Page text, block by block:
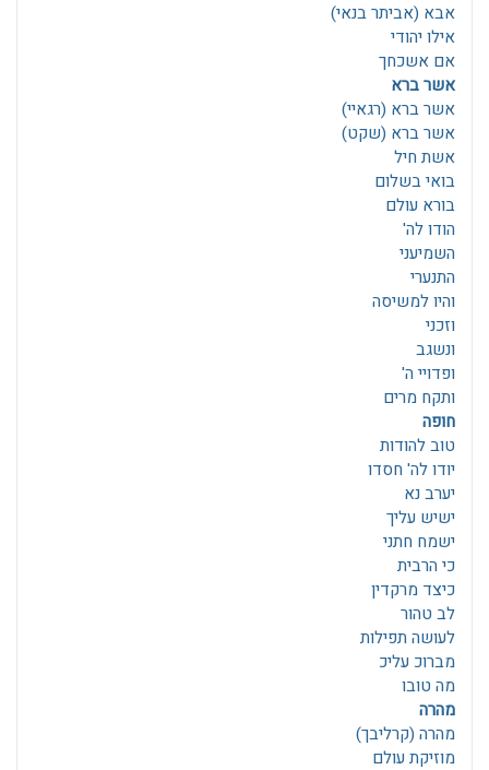
אבא (אביתר בנאי)
אילו יהודי
אם אשכחך
אשר ברא
אשר ברא (רגאיי)
אשר ברא (שקט)
אשת חיל
בואי בשלום
בורא עולם
הודו לה'
השמיעני
התנערי
והיו למשיסה
וזכני
ונשגב
ופדויי ה'
ותקח מרים
חופה
טוב להודות
יודו לה' חסדו
יערב נא
ישיש עליך
ישמח חתני
כי הרבית
כיצד מרקדין
לב טהור
לעושה תפילות
מברוכ עליכ
מה טובו
מהרה
מהרה (קרליבך)
מוזיקת עולם